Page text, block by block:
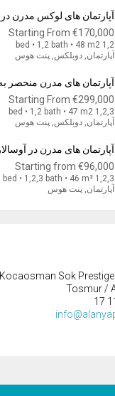
آپارتمان های لوکس مدرن در
Starting From €170,000
1,2 bed • 1,2 bath • 48 m2
آپارتمان, دوبلکس, پنت هوس
آپارتمان های مدرن منحصر به
Starting From €299,000
1,2,3 bed • 1,2 bath • 47 m2
آپارتمان, دوبلکس, پنت هوس
آپارتمان های مدرن در آوسالار
Starting from €96,000
1,2,3 bed • 1,2,3 bath • 46 m²
آپارتمان, پنت هوس
Sok